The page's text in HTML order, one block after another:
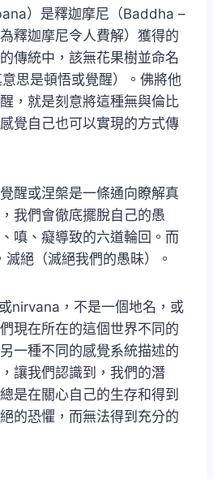
）是釋迦摩尼（Baddha –
釋迦摩尼令人費解）獲得的
傳統中，該無花果樹並命名
思是頓悟或覺醒）。佛將他
，就是刻意將這種無與倫比
覺自己也可以實現的方式傳
醒或涅槃是一條通向瞭解真
我們會徹底擺脫自己的愚
嗔、癡導致的六道輪回。而
絕（滅絕我們的愚昧）。
nirvana，不是一個地名，或
現在所在的這個世界不同的
一種不同的感覺系統描述的
讓我們認識到，我們的潛
是在關心自己的生存和得到
的恐懼，而無法得到充分的